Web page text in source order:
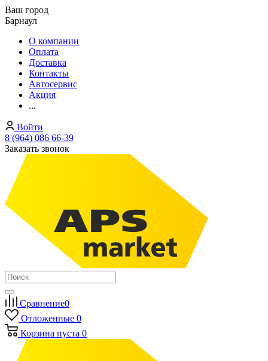
Ваш город
Барнаул
О компании
Оплата
Доставка
Контакты
Автосервис
Акция
...
Войти
8 (964) 086 66-39
Заказать звонок
Сравнение0
Отложенные 0
Корзина пуста 0